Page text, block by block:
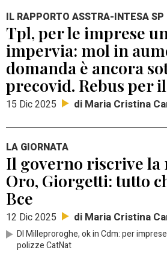
IL RAPPORTO ASSTRA-INTESA SP
Tpl, per le imprese
impervia: mol in
domanda è ancora
precovid. Rebus per
15 Dic 2025 di Maria Cristina
LA GIORNATA
Il governo riscrive la
Oro, Giorgetti: tutto
Bce
12 Dic 2025 di Maria Cristina
Dl Milleproroghe, ok in Cdm: per
polizze CatNat